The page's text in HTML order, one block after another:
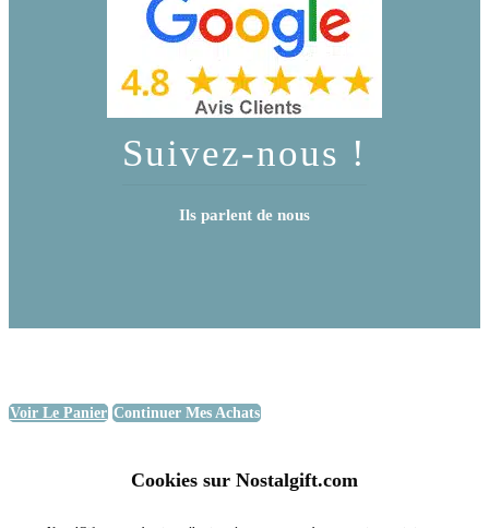
Suivez-nous !
Ils parlent de nous
Voir Le Panier Continuer Mes Achats
Cookies sur Nostalgift.com